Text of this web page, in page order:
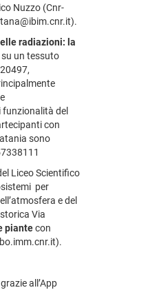
Nuzzo (Cnr-
radiazioni: la
un tessuto
del
con
sono
Liceo Scientifico
per
e del
Via
piantecon
all’App